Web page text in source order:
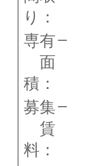
り：
専有
面
積：
–
募集
賃
料：
–